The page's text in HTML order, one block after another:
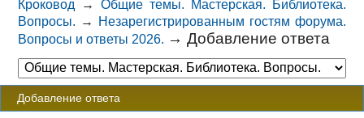
Кроковод →Общие темы. Мастерская. Библиотека.
Вопросы. →
Незарегистрированным гостям форума.
Вопросы и ответы 2026. →Добавление ответа
Добавление ответа